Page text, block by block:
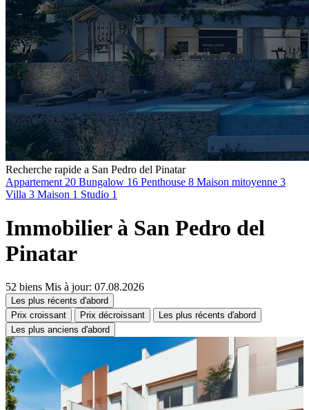
Recherche rapide a San Pedro del Pinatar
Appartement 20 Bungalow 16 Penthouse 8 Maison mitoyenne 3
Villa 3 Maison 1 Studio 1
Immobilier à San Pedro del
Pinatar
52 biens Mis à jour: 07.08.2026
Les plus récents d'abord
Prix croissant
Prix décroissant
Les plus récents d'abord
Les plus anciens d'abord